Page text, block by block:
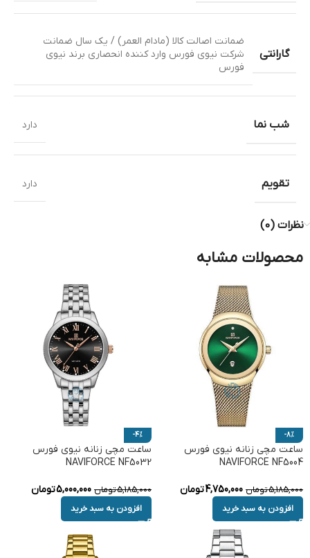
گارانتی
ضمانت اصالت کالا (مادام العمر) / یک سال ضمانت
شرکت نیوی فورس وارد کننده انحصاری برند نیوی
فورس
شب نما دارد
تقویم دارد
نظرات (0)
محصولات مشابه
-8%
ساعت مچی زنانه نیوی فورس
NAVIFORCE NF5004
5,185,000تومان 4,750,000تومان
افزودن به سبد خرید
-4%
ساعت مچی زنانه نیوی فورس
NAVIFORCE NF5032
5,185,000تومان 5,000,000تومان
افزودن به سبد خرید